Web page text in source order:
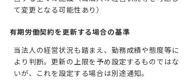
て変更となる可能性あり）
有期労働契約を更新する場合の基準
当法人の経営状況も踏まえ、勤務成績や態度等に
より判断。更新の上限を予め設定するものではな
いが、これを設定する場合は別途通知。